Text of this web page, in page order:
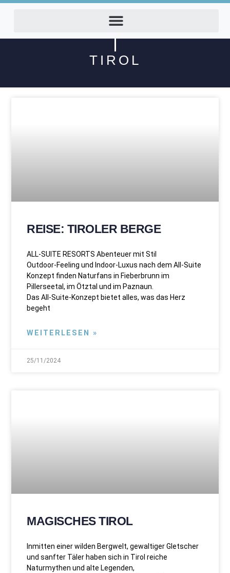
TIROL
REISE: TIROLER BERGE
ALL-SUITE RESORTS Abenteuer mit Stil
Outdoor-Feeling und Indoor-Luxus nach dem All-Suite
Konzept finden Naturfans in Fieberbrunn im
Pillerseetal, im Ötztal und im Paznaun.
Das All-Suite-Konzept bietet alles, was das Herz
begeht
WEITERLESEN »
25/11/2024
MAGISCHES TIROL
Inmitten einer wilden Bergwelt, gewaltiger Gletscher
und sanfter Täler haben sich in Tirol reiche
Naturmythen und alte Legenden,